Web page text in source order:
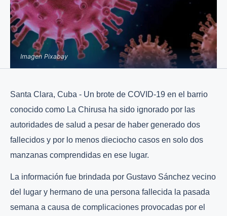
Imagen Pixabay
Santa Clara, Cuba - Un brote de COVID-19 en el barrio
conocido como La Chirusa ha sido ignorado por las
autoridades de salud a pesar de haber generado dos
fallecidos y por lo menos dieciocho casos en solo dos
manzanas comprendidas en ese lugar.
La información fue brindada por Gustavo Sánchez vecino
del lugar y hermano de una persona fallecida la pasada
semana a causa de complicaciones provocadas por el